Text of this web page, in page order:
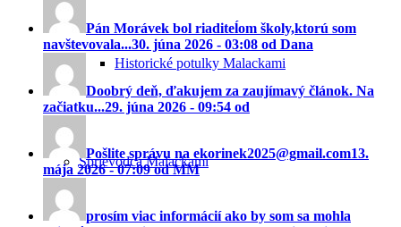
Historické potulky Malackami
Sprievodca Malackami
Pán Morávek bol riaditeĺom školy,ktorú som
navštevovala...30. júna 2026 - 03:08 od Dana
Doobrý deň, ďakujem za zaujímavý článok. Na
začiatku...29. júna 2026 - 09:54 od
Pošlite správu na ekorinek2025@gmail.com13.
mája 2026 - 07:09 od MM
prosím viac informácií ako by som sa mohla